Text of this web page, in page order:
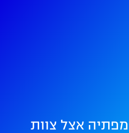
אצל צוות